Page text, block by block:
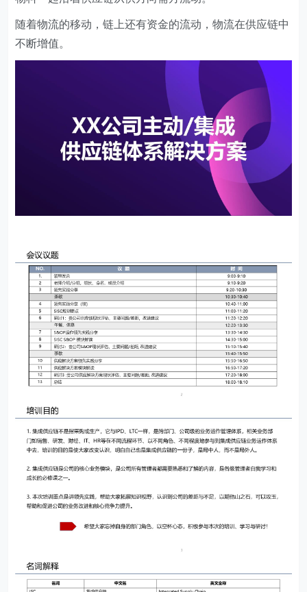
随着物流的移动，链上还有资金的流动，物流在供应链中
不断增值。